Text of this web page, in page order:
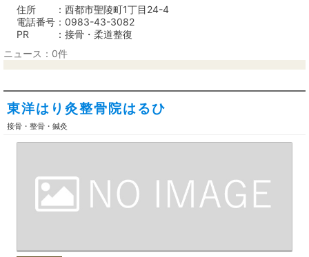
住所
西都市聖陵町1丁目24-4
電話番号
0983-43-3082
PR
接骨・柔道整復
ニュース：0件
東洋はり灸整骨院はるひ
接骨・整骨・鍼灸